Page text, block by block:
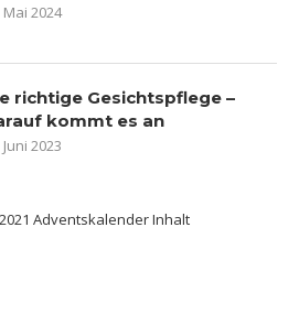
Mai 2024
richtige Gesichtspflege –
kommt es an
2023